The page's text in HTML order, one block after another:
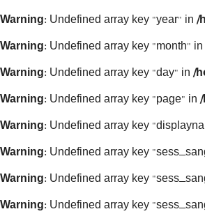
Warning: Undefined array key "year" in /
Warning: Undefined array key "month" in
Warning: Undefined array key "day" in /
Warning: Undefined array key "page" in
Warning: Undefined array key
Warning: Undefined array key
Warning: Undefined array key
Warning: Undefined array key